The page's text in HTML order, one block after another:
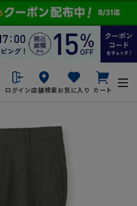
ログイン店舗検索お気に入り カート